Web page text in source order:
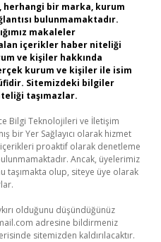
bir marka, kurum
bulunmamaktadır.
makaleler
içerikler haber niteliği
ve kişiler hakkında
kurum ve kişiler ile isim
Sitemizdeki bilgiler
taşımazlar.
Bilgi Teknolojileri ve İletişim
bir Yer Sağlayıcı olarak hizmet
proaktif olarak denetleme
Ancak, üyelerimiz
taşımakta olup, siteye üye olarak
olduğunu düşündüğünüz
adresine bildirmeniz
sitemizden kaldırılacaktır.